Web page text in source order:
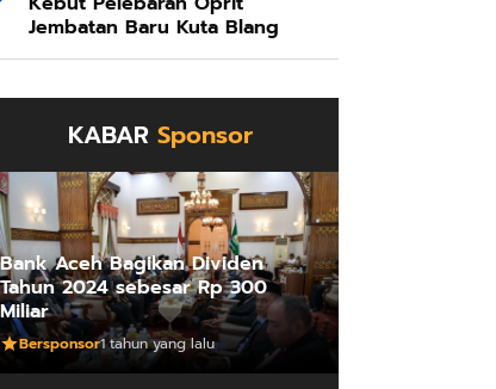
Jembatan Baru Kuta Blang
KABAR Sponsor
Bank Aceh Bagikan Dividen
Tahun 2024 sebesar Rp 300
Miliar
Bersponsor1 tahun yang lalu